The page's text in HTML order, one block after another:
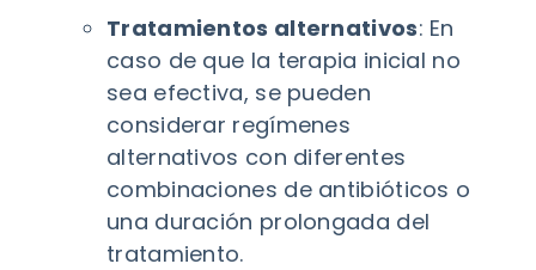
Tratamientos alternativos: En
caso de que la terapia inicial no
sea efectiva, se pueden
considerar regímenes
alternativos con diferentes
combinaciones de antibióticos o
una duración prolongada del
tratamiento.